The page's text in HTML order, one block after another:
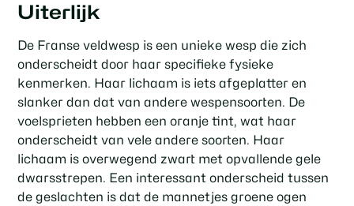
Uiterlijk
De Franse veldwesp is een unieke wesp die zich
onderscheidt door haar specifieke fysieke
kenmerken. Haar lichaam is iets afgeplatter en
slanker dan dat van andere wespensoorten. De
voelsprieten hebben een oranje tint, wat haar
onderscheidt van vele andere soorten. Haar
lichaam is overwegend zwart met opvallende gele
dwarsstrepen. Een interessant onderscheid tussen
de geslachten is dat de mannetjes groene ogen